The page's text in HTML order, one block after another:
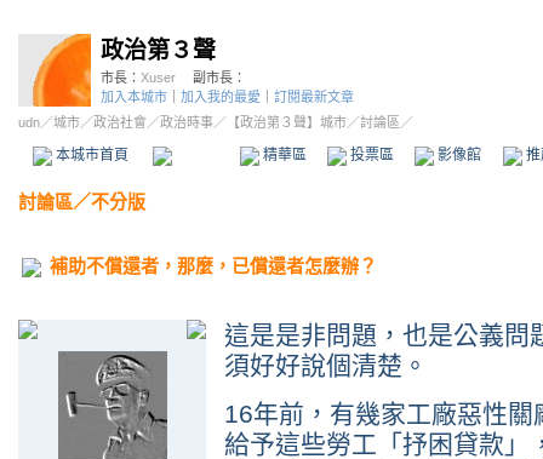
政治第３聲
市長： Xuser
副市長：
加入本城市
加入我的最愛
訂閱最新文章
udn／城市／政治社會 ／政治時事／ 【政治第３聲】城市／討論區／
本城市首頁 精華區 投票區 影像館
討論區／不分版
補助不償還者，那麼，已償還者怎麼辦？
這是是非問題，也是公義問
須好好說個清楚。
16年前，有幾家工廠惡性
給予這些勞工「抒困貸款」